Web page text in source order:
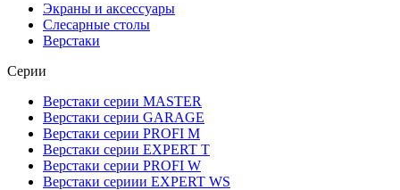
Экраны и аксессуары
Слесарные столы
Верстаки
Серии
Верстаки серии MASTER
Верстаки серии GARAGE
Верстаки серии PROFI M
Верстаки серии EXPERT T
Верстаки серии PROFI W
Верстаки сериии EXPERT WS